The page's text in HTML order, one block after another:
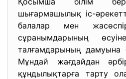
шығармашылық іс-
балалар мен
сұранымдарының
талғамдарының дамуына
Мұндай жағдайдан
құндылықтарға тарту